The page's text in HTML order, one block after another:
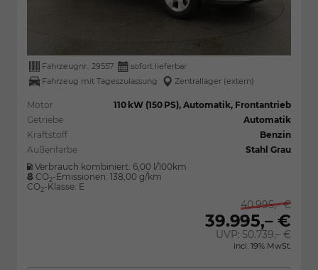
Fahrzeugnr.: 29557
sofort lieferbar
Fahrzeug mit Tageszulassung
Zentrallager (extern)
Motor
110 kW (150 PS), Automatik, Frontantrieb
Getriebe
Automatik
Kraftstoff
Benzin
Außenfarbe
Stahl Grau
Verbrauch kombiniert: 6,00 l/100km
CO2-Emissionen: 138,00 g/km
CO2-Klasse: E
40.995,– €
39.995,– €
UVP:50.739,– €
incl. 19% MwSt.